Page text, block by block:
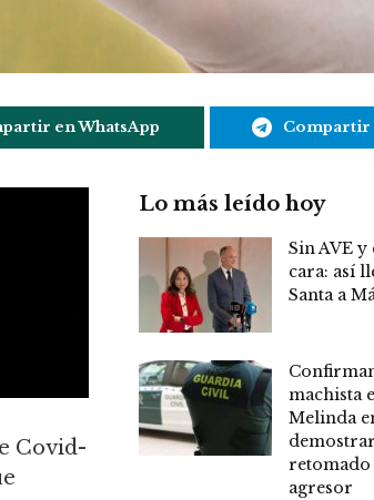
en WhatsApp Compartir
Covid-
Lo más leído hoy
Sin AVE y
cara: así
Santa a
machista
Melinda
retomado
agresor